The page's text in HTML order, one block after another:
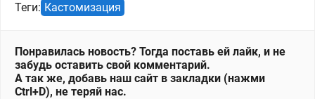
Теги: Кастомизация
Понравилась новость? Тогда поставь ей лайк, и не
забудь оставить свой комментарий.
А так же, добавь наш сайт в закладки (нажми
Ctrl+D), не теряй нас.